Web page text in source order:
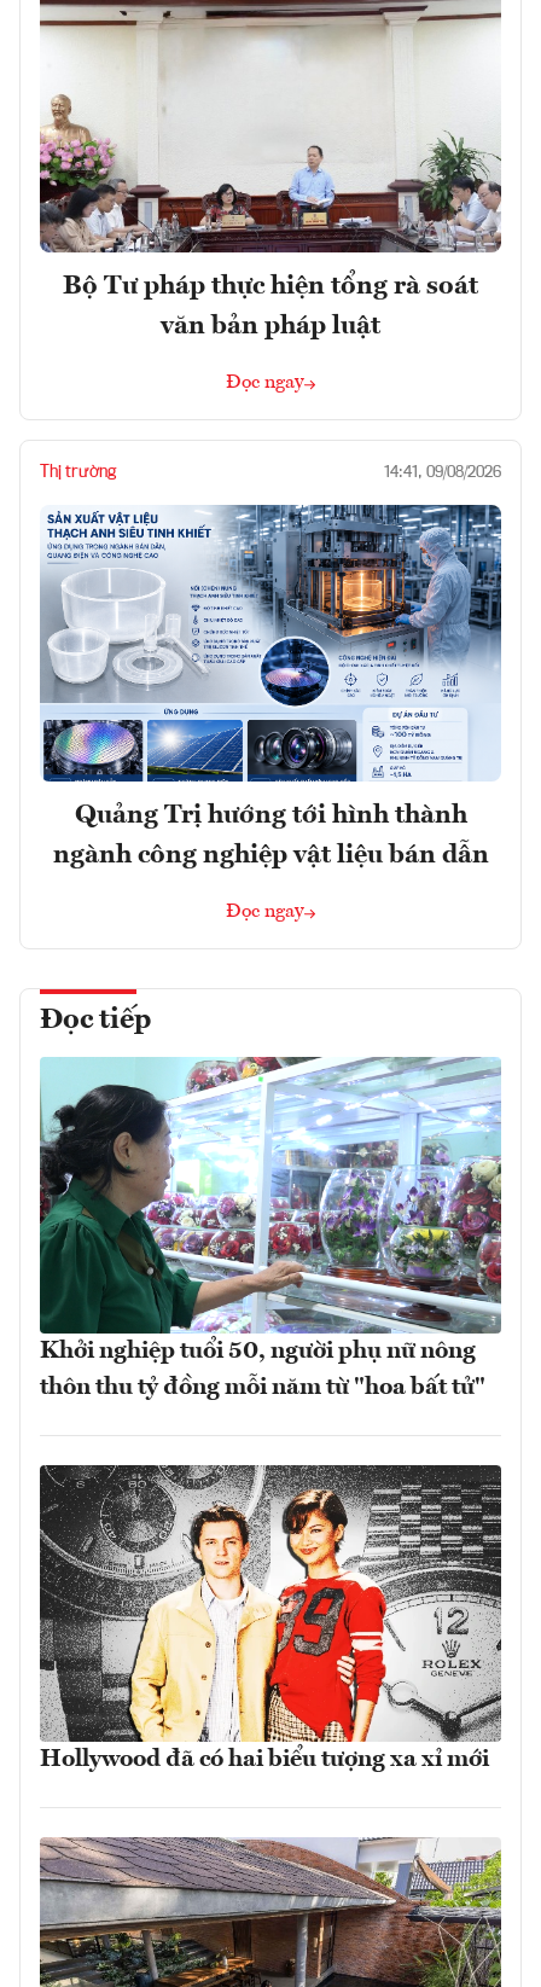
Bộ Tư pháp thực hiện tổng rà soát
văn bản pháp luật
Đọc ngay
Thị trường 14:41, 09/08/2026
Quảng Trị hướng tới hình thành
ngành công nghiệp vật liệu bán dẫn
Đọc ngay
Đọc tiếp
Khởi nghiệp tuổi 50, người phụ nữ nông
thôn thu tỷ đồng mỗi năm từ "hoa bất tử"
Hollywood đã có hai biểu tượng xa xỉ mới